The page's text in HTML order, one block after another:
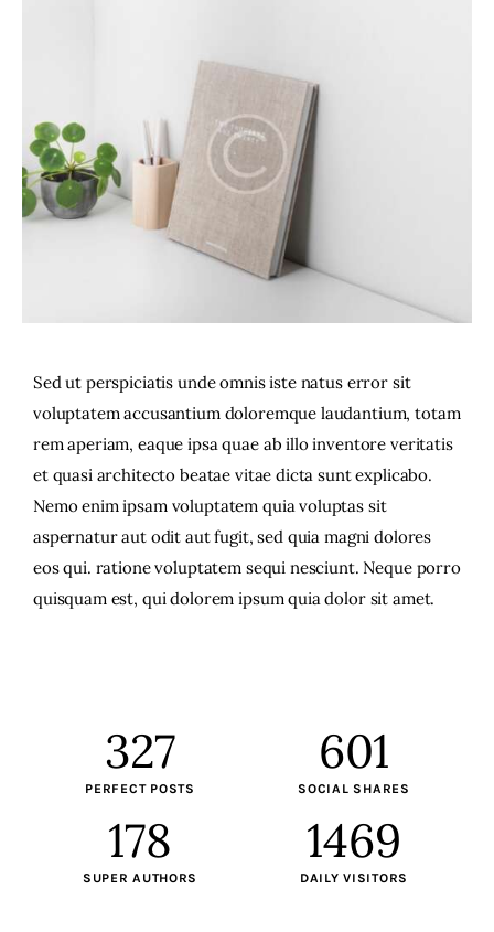
Sed ut perspiciatis unde omnis iste natus error sit
voluptatem accusantium doloremque laudantium, totam
rem aperiam, eaque ipsa quae ab illo inventore veritatis
et quasi architecto beatae vitae dicta sunt explicabo.
Nemo enim ipsam voluptatem quia voluptas sit
aspernatur aut odit aut fugit, sed quia magni dolores
eos qui. ratione voluptatem sequi nesciunt. Neque porro
quisquam est, qui dolorem ipsum quia dolor sit amet.
PERFECT POSTS
359
SOCIAL SHARES
704
SUPER AUTHORS
178
DAILY VISITORS
1759